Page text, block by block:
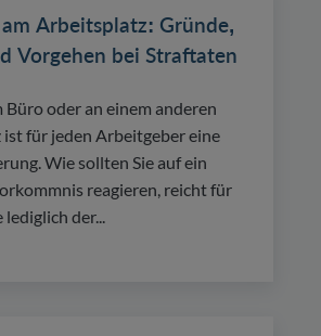
Arbeitsplatz: Gründe,
Vorgehen bei Straftaten
Büro oder an einem anderen
für jeden Arbeitgeber eine
Wie sollten Sie auf ein
reagieren, reicht für
der...